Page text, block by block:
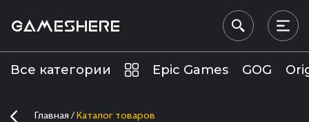
GAMESHERE
Epic Games GOG
Все категории
Главная Каталог товаров